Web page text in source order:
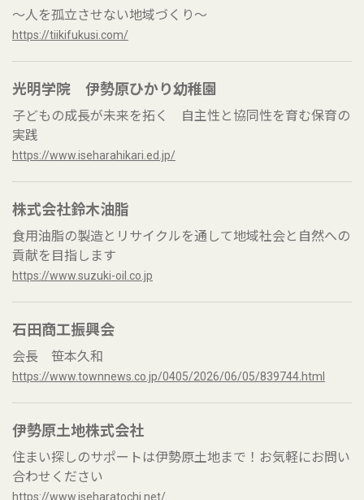
～人を孤立させない地域づくり～
https://tiikifukusi.com/
光明学院 伊勢原ひかり幼稚園
子どもの成長が未来を拓く 自主性と協同性を育む保育の
実践
https://www.iseharahikari.ed.jp/
株式会社鈴木油脂
食用油脂の製造とリサイクルを通して地域社会と自然への
貢献を目指します
https://www.suzuki-oil.co.jp
石田商工振興会
会長 笹本久和
https://www.townnews.co.jp/0405/2026/06/05/839744.html
伊勢原土地株式会社
住まい探しのサポートは伊勢原土地まで！お気軽にお問い
合わせください
https://www.iseharatochi.net/